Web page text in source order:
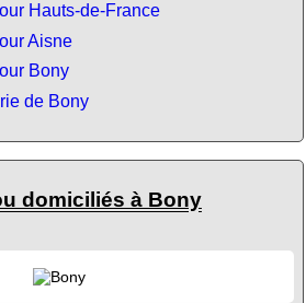
Hauts-de-France
Aisne
Bony
de Bony
domiciliés à Bony